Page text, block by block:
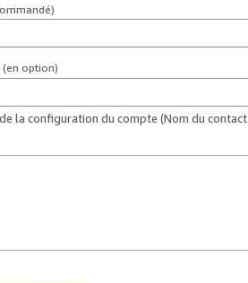
(en option)
la configuration du compte (Nom du